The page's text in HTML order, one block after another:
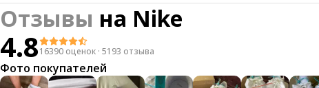
Отзывы на Nike
4.816390 оценок · 5193 отзыва
Фото покупателей